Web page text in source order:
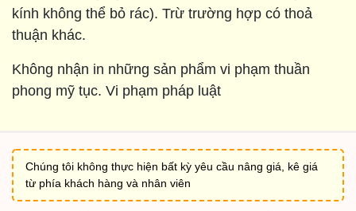
kính không thể bỏ rác). Trừ trường hợp có thoả
thuận khác.
Không nhận in những sản phẩm vi phạm thuần
phong mỹ tục. Vi phạm pháp luật
Chúng tôi không thực hiện bất kỳ yêu cầu nâng giá, kê giá
từ phía khách hàng và nhân viên